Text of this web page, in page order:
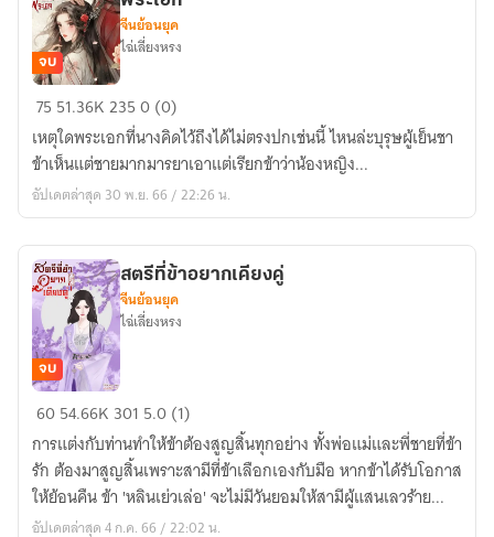
ข้า
หรือ
ตัวประกอบ
ที่
มารยา
พระเอก
จบ
จีนย้อนยุค
ไฉ่เลี่ยงหรง
75 51.36K2350 (0)
เหตุใดพระเอกที่นางคิดไว้ถึงได้ไม่ตรงปกเช่นนี้ ไหนล่ะบุรุษผู้เย็นชา
ข้าเห็นแต่ชายมากมารยาเอาแต่เรียกข้าว่าน้องหญิง...
อัปเดตล่าสุด 30 พ.ย. 66 / 22:26 น.
สตรี
ข้า
อยาก
เคียง
จบ
สตรีที่ข้าอยากเคียงคู่
จีนย้อนยุค
ไฉ่เลี่ยงหรง
6054.66K 301 5.0 (1)
การแต่งกับท่านทำให้ข้าต้องสูญสิ้นทุกอย่าง ทั้งพ่อแม่และพี่ชายที่ข้า
รัก ต้องมาสูญสิ้นเพราะสามีที่ข้าเลือกเองกับมือ หากข้าได้รับโอกาส
ให้ย้อนคืน ข้า 'หลินเย่วเล่อ' จะไม่มีวันยอมให้สามีผู้แสนเลวร้าย...
อัปเดตล่าสุด 4 ก.ค. 66 / 22:02 น.